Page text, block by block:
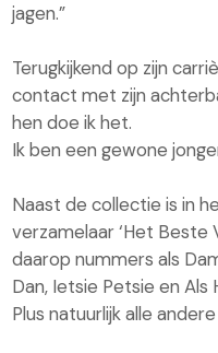
jagen.”
Terugkijkend op zijn
contact met zijn
hen doe ik het.
Ik ben een gewone
Naast de collectie is in
verzamelaar ‘Het Beste
daarop nummers als
Dan, Ietsie Petsie en Als
Plus natuurlijk alle